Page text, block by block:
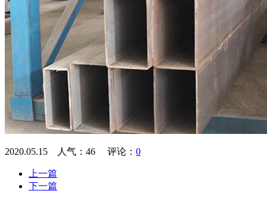
2020.05.15 人气： 46 评论： 0
上一篇
下一篇